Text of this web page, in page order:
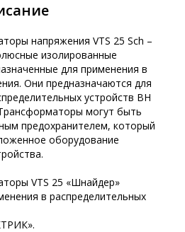
напряжения VTS 25 Sch –
изолированные
для применения в
Они предназначаются для
устройств ВН
могут быть
предохранителем, который
оборудование
VTS 25 «Шнайдер»
в распределительных